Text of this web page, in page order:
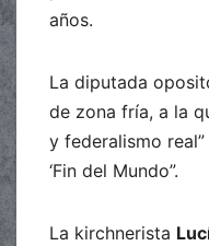
años.
La diputada
de zona fría, a la
y federalismo
‘Fin del Mundo”.
La kirchnerista